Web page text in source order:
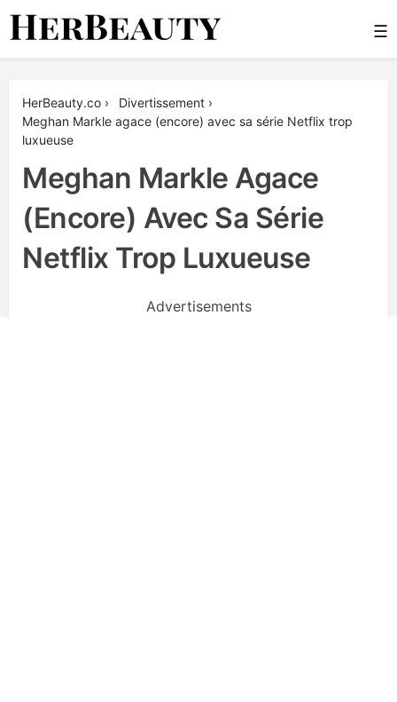
Skip
☰
HerBeauty.co › Divertissement ›
Meghan Markle agace (encore) avec sa série Netflix trop
luxueuse
Meghan Markle Agace
(encore) Avec Sa Série
Netflix Trop Luxueuse
Advertisements